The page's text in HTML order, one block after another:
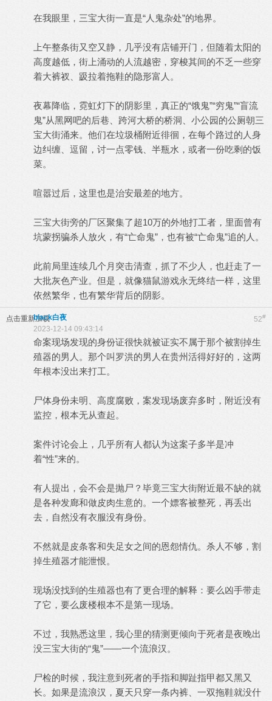
在我眼里，三宝大街一直是“人鬼杂处”的地界。
上午整条街又空又静，几乎没有店铺开门，但随着太阳的
高度越低，街上涌动的人流越密，穿梭其间的不乏一些穿
着大裤衩、趿拉着拖鞋的隐形富人。
夜幕降临，霓虹灯下的阴影里，真正的“饿鬼”“穷鬼”“盲流
鬼”从黑网吧的后巷、跨河大桥的桥洞、小公园的公厕朝三
宝大街涌来。他们在垃圾桶附近徘徊，在每个路过的人身
边纠缠、逗留，讨一点零钱、半瓶水，或者一份吃剩的饭
菜。
喧嚣过后，这里也是治安最差的地方。
三宝大街旁的厂区聚集了超10万的外地打工者，里面曾有
坑蒙拐骗杀人放火，有“亡命鬼”，也有被“亡命鬼”追的人。
此前局里连续几个月突击清查，抓了不少人，也赶走了一
大批灰色产业。但是，就像猫鼠游戏永无终结一样，这里
依然繁华，也有繁华背后的阴影。
点击重新加载 52#
black白夜
2023-12-14 09:43:14
命案现场发现的身份证很快就被证实不属于那个被割掉生
殖器的男人。那个叫罗洪的男人在贵州活得好好的，这两
年根本没出来打工。
尸体身份未明、高度腐败，案发现场废弃多时，附近没有
监控，根本无从查起。
案件讨论会上，几乎所有人都认为这案子多半是冲
着“性”来的。
有人提出，会不会是抛尸？毕竟三宝大街附近最不缺的就
是各种发廊和做皮肉生意的。一个嫖客被整死，再丢出
去，自然没有衣服没有身份。
不然就是皮条客和失足女之间的恩怨情仇。杀人不够，割
掉生殖器才能泄恨。
现场没找到的生殖器也有了更合理的解释：要么凶手带走
了它，要么废楼根本不是第一现场。
不过，我熟悉这里，我心里的猜测更倾向于死者是夜晚出
没三宝大街的“鬼”——一个流浪汉。
尸检的时候，我注意到死者的手指和脚趾指甲都又黑又
长。如果是流浪汉，夏天只穿一条内裤、一双拖鞋就没什